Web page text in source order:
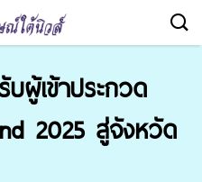
ผู้เข้าประกวด
2025 สู่จังหวัด